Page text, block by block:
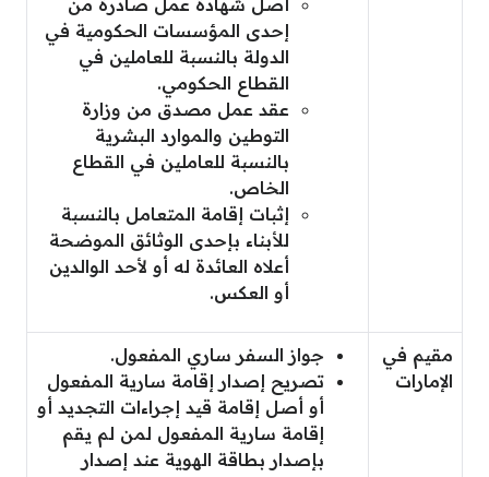
إحدى المؤسسات الحكومية في
الدولة بالنسبة للعاملين في
القطاع الحكومي.
عقد عمل مصدق من وزارة
التوطين والموارد البشرية
بالنسبة للعاملين في القطاع
الخاص.
إثبات إقامة المتعامل بالنسبة
للأبناء بإحدى الوثائق الموضحة
أعلاه العائدة له أو لأحد الوالدين
أو العكس.
مقيم في
الإمارات
جواز السفر ساري المفعول.
تصريح إصدار إقامة سارية المفعول
أو أصل إقامة قيد إجراءات التجديد أو
إقامة سارية المفعول لمن لم يقم
بإصدار بطاقة الهوية عند إصدار